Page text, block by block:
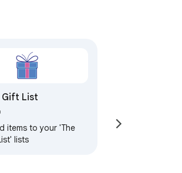
Gift List
items to your 'The
lists